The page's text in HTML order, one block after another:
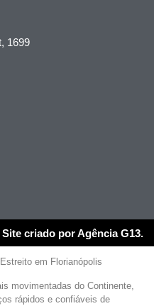
1699
criado por Agência G13.
em Florianópolis
movimentadas do Continente,
rápidos e confiáveis de